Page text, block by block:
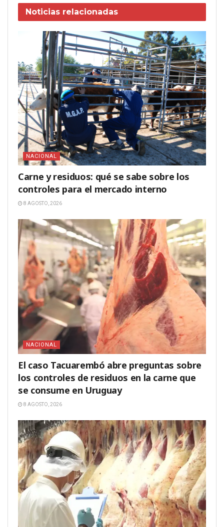
Noticias relacionadas
NACIONAL
Carne y residuos: qué se sabe sobre los
controles para el mercado interno
8 AGOSTO, 2026
NACIONAL
El caso Tacuarembó abre preguntas sobre
los controles de residuos en la carne que
se consume en Uruguay
8 AGOSTO, 2026